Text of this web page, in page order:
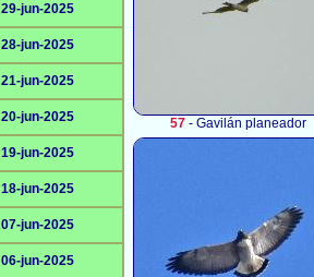
29-jun-2025
28-jun-2025
21-jun-2025
20-jun-2025
19-jun-2025
18-jun-2025
07-jun-2025
06-jun-2025
57- Gavilán planeador